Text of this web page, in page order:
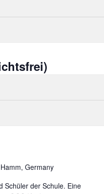
Germany
Schüler der Schule. Eine